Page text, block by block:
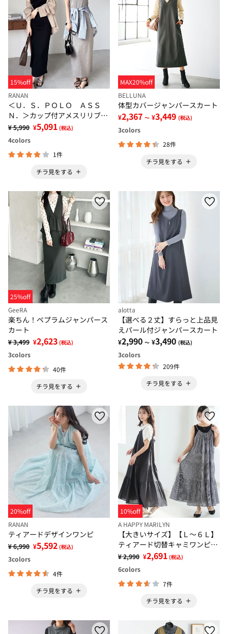
15%off
RANAN
＜Ｕ．Ｓ．ＰＯＬＯ ＡＳＳ
Ｎ．＞カップ付アメスリリブワ
ンピース
¥ 5,990 ¥5,091 (税込)
4colors
1件
チラ見をする
MAX20%off
BELLUNA
体型カバージャンパースカート
¥2,367 ～ ¥3,449 (税込)
3colors
28件
チラ見をする
25%off
GeeRA
楽ちん！ペプラムジャンパース
カート
¥ 3,499 ¥2,623 (税込)
3colors
40件
チラ見をする
alotta
【選べる２丈】すらっと上品見
えパール付ジャンパースカート
¥2,990 ～ ¥3,490 (税込)
3colors
209件
チラ見をする
20%off
RANAN
ティアードデザインワンピ
¥ 6,990 ¥5,592 (税込)
3colors
4件
チラ見をする
10%off
A HAPPY MARILYN
【大きいサイズ】【Ｌ～６Ｌ】
ティアード切替キャミワンピー
ス【風通るプレミアム】
¥ 2,990 ¥2,691 (税込)
6colors
7件
チラ見をする